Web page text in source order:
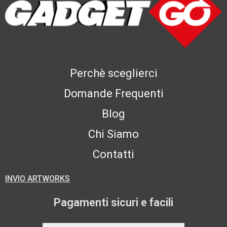
Perchè sceglierci
Domande Frequenti
Blog
Chi Siamo
Contatti
INVIO ARTWORKS
Pagamenti sicuri e facili